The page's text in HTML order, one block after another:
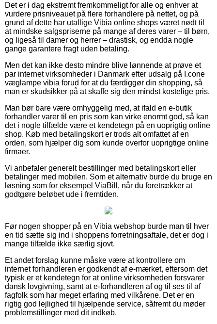
Det er i dag ekstremt fremkommeligt for alle og enhver at
vurdere prisniveauet på flere forhandlere på nettet, og på
grund af dette har utallige Vibia online shops været nødt til
at mindske salgspriserne på mange af deres varer – til børn,
og ligeså til damer og herrer – drastisk, og endda nogle
gange garantere fragt uden betaling.
Men det kan ikke desto mindre blive lønnende at prøve et
par internet virksomheder i Danmark efter udsalg på I.cone
væglampe vibia forud for at du færdiggør din shopping, så
man er skudsikker på at skaffe sig den mindst kostelige pris.
Man bør bare være omhyggelig med, at ifald en e-butik
forhandler varer til en pris som kan virke enormt god, så kan
det i nogle tilfælde være et kendetegn på en uoprigtig online
shop. Køb med betalingskort er trods alt omfattet af en
orden, som hjælper dig som kunde overfor uoprigtige online
firmaer.
Vi anbefaler generelt bestillinger med betalingskort eller
betalinger med mobilen. Som et alternativ burde du bruge en
løsning som for eksempel ViaBill, når du foretrækker at
godtgøre beløbet ude i fremtiden.
Før nogen shopper på en Vibia webshop burde man til hver
en tid sætte sig ind i shoppens forretningsaftale, det er dog i
mange tilfælde ikke særlig sjovt.
Et andet forslag kunne måske være at kontrollere om
internet forhandleren er godkendt af e-mærket, eftersom det
typisk er et kendetegn for at online virksomheden forsvarer
dansk lovgivning, samt at e-forhandleren af og til ses til af
fagfolk som har meget erfaring med vilkårene. Det er en
rigtig god lejlighed til hjælpende service, såfremt du møder
problemstillinger med dit indkøb.